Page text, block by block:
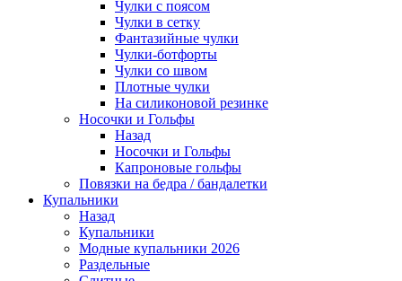
Чулки с поясом
Чулки в сетку
Фантазийные чулки
Чулки-ботфорты
Чулки со швом
Плотные чулки
На силиконовой резинке
Носочки и Гольфы
Назад
Носочки и Гольфы
Капроновые гольфы
Повязки на бедра / бандалетки
Купальники
Назад
Купальники
Модные купальники 2026
Раздельные